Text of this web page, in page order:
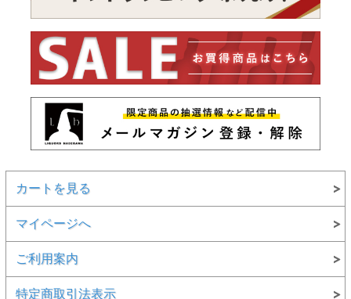
カートを見る
マイページへ
ご利用案内
特定商取引法表示